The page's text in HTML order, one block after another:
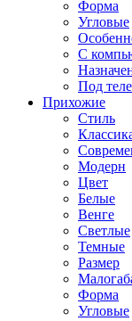
Форма
Угловые
С
Под
Прихожие
Стиль
Модерн
Цвет
Белые
Венге
Светлые
Темные
Размер
Форма
Угловые